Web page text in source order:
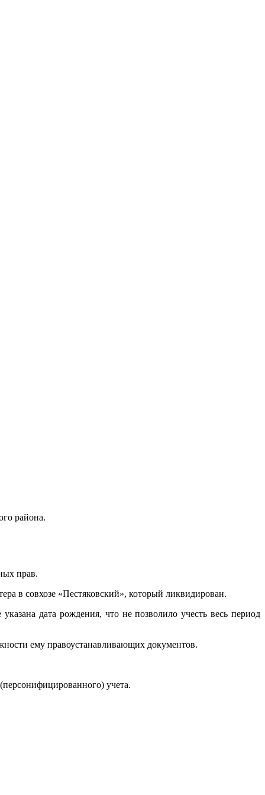
района.
прав.
в совхозе «Пестяковский», который ликвидирован.
дата рождения, что не позволило учесть весь период
ему правоустанавливающих документов.
учета.